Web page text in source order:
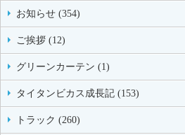
お知らせ (354)
ご挨拶 (12)
グリーンカーテン (1)
タイタンビカス成長記 (153)
トラック (260)